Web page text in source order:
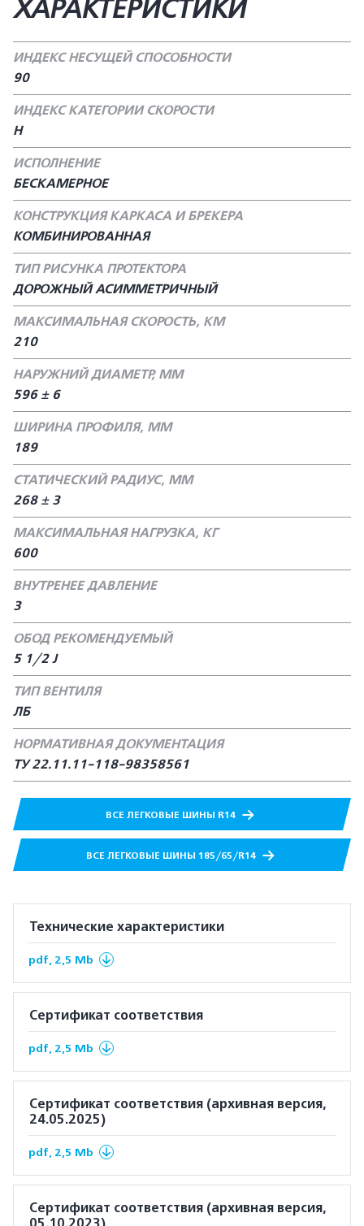
ХАРАКТЕРИСТИКИ
ИНДЕКС НЕСУЩЕЙ СПОСОБНОСТИ
90
ИНДЕКС КАТЕГОРИИ СКОРОСТИ
Н
ИСПОЛНЕНИЕ
БЕСКАМЕРНОЕ
КОНСТРУКЦИЯ КАРКАСА И БРЕКЕРА
КОМБИНИРОВАННАЯ
ТИП РИСУНКА ПРОТЕКТОРА
ДОРОЖНЫЙ АСИММЕТРИЧНЫЙ
МАКСИМАЛЬНАЯ СКОРОСТЬ, КМ
210
НАРУЖНИЙ ДИАМЕТР, ММ
596 ± 6
ШИРИНА ПРОФИЛЯ, ММ
189
СТАТИЧЕСКИЙ РАДИУС, ММ
268 ± 3
МАКСИМАЛЬНАЯ НАГРУЗКА, КГ
600
ВНУТРЕНЕЕ ДАВЛЕНИЕ
3
ОБОД РЕКОМЕНДУЕМЫЙ
5 1/2 J
ТИП ВЕНТИЛЯ
ЛБ
НОРМАТИВНАЯ ДОКУМЕНТАЦИЯ
ТУ 22.11.11-118-98358561
ВСЕ ЛЕГКОВЫЕ ШИНЫ R14
ВСЕ ЛЕГКОВЫЕ ШИНЫ 185/65/R14
Технические характеристики
pdf, 2,5 Mb
Сертификат соответствия
pdf, 2,5 Mb
Сертификат соответствия (архивная версия,
24.05.2025)
pdf, 2,5 Mb
Сертификат соответствия (архивная версия,